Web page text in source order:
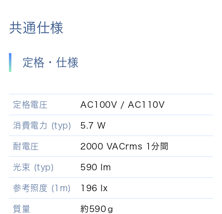
共通仕様
定格・仕様
定格電圧 AC100V / AC110V
消費電力 (typ) 5.7 W
耐電圧 2000 VACrms 1分間
光束 (typ) 590 lm
参考照度 (1m) 196 lx
質量 約590ｇ